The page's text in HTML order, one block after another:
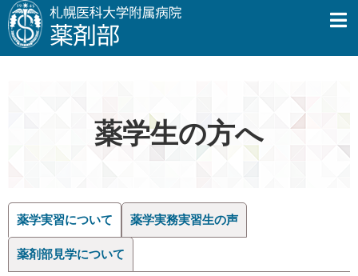
薬学生の方へ
薬学実習について 薬学実務実習生の声
薬剤部見学について